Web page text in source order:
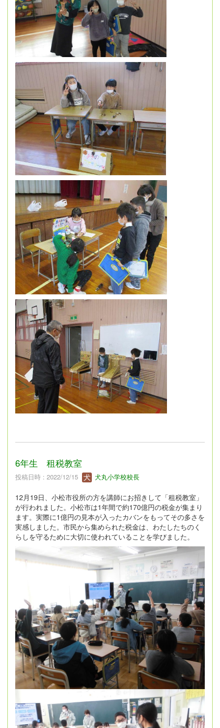
6年生 租税教室
投稿日時 : 2022/12/15 犬丸小学校校長
12月19日、小松市役所の方を講師にお招きして「租税教室」
が行われました。小松市は1年間で約170億円の税金が集まり
ます。実際に1億円の見本が入ったカバンをもってその多さを
実感しました。市民から集められた税金は、わたしたちのく
らしを守るために大切に使われていることを学びました。